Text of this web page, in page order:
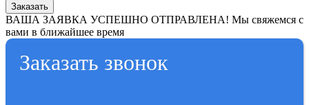
Заказать
ВАША ЗАЯВКА УСПЕШНО ОТПРАВЛЕНА! Мы свяжемся с
вами в ближайшее время
Заказать звонок